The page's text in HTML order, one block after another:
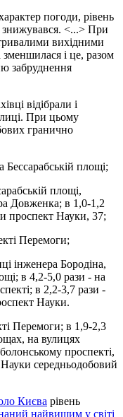
погоди, рівень
знижувався. <...> При
вихідними
зменшилася і це, разом
забруднення
відібрали і
При цьому
гранично
площі;
площі,
Довженка; в 1,0-1,2
проспект Науки, 37;
Перемоги;
інженера Бородіна,
в 4,2-5,0 рази - на
в 2,2-3,7 рази -
Науки.
Перемоги; в 1,9-2,3
на вулицях
проспекті,
Науки середньодобовий
Києва рівень
найвищим у світі